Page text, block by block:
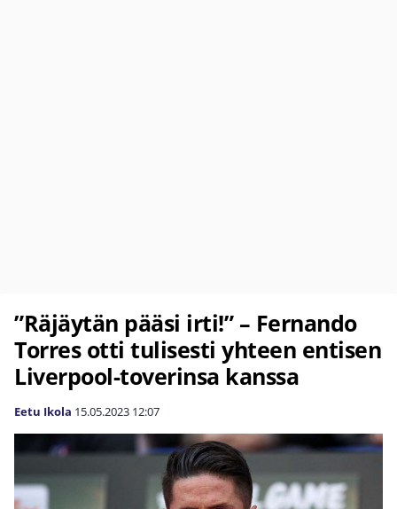
”Räjäytän pääsi irti!” – Fernando
Torres otti tulisesti yhteen entisen
Liverpool-toverinsa kanssa
Eetu Ikola 15.05.2023 12:07